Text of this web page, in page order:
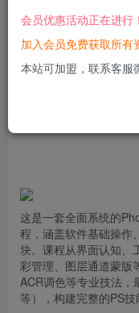
您当
这是一套全面系统的
程 ，涵盖软件基础操
块。课程从界面认知、
彩管理、图层通道蒙版
ACR调色等专业技法，
等），构建完整的PS技
会员优惠活动正在进行！
加入会员免费获取所有
本站可加盟，联系客服